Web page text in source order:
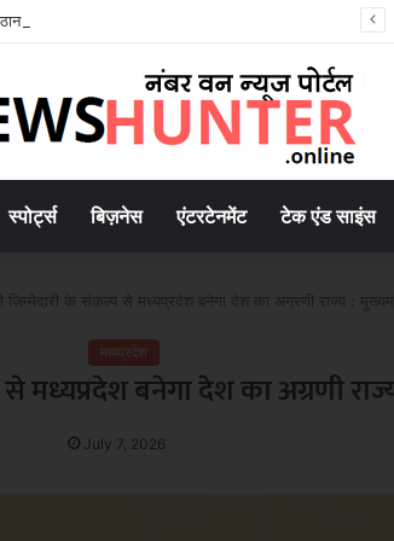
ने जताई नाराजगी; अमित शाह से की हस्तक्षेप की मांग
स्पोर्ट्स बिज़नेस एंटरटेनमेंट टेक एंड साइंस
जिम्मेदारी के संकल्प से मध्यप्रदेश बनेगा देश का अग्रणी राज्य :
मध्य्प्रदेश
मध्यप्रदेश बनेगा देश का अग्रणी
July 7, 2026